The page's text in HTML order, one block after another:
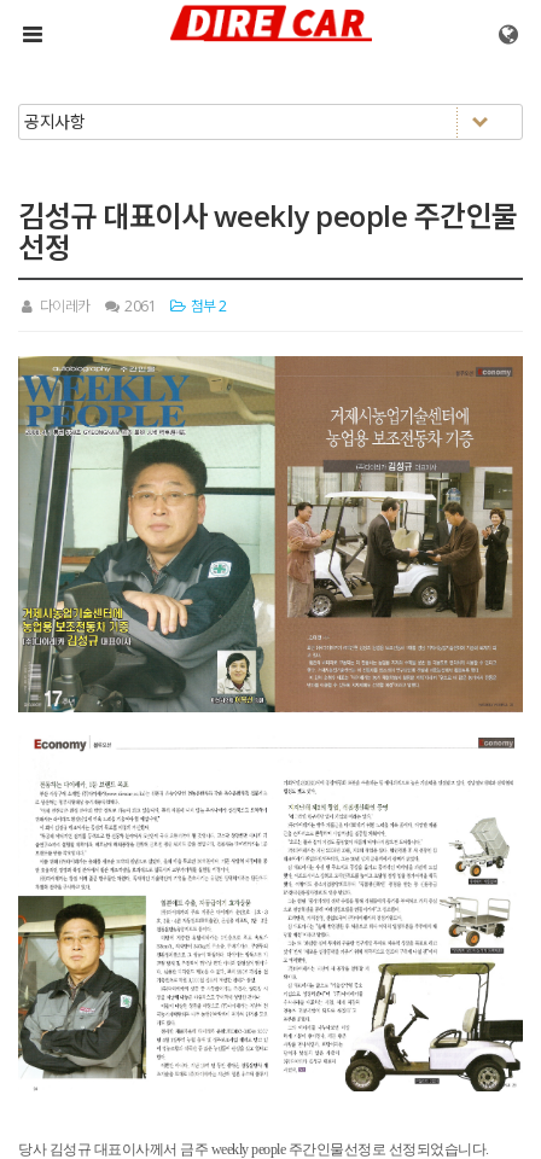
메뉴 건너뛰기
김성규 대표이사 weekly people 주간인물
선정
다이레카 2061 첨부 2
당사 김성규 대표이사께서 금주 weekly people 주간인물선정로 선정되었습니다.